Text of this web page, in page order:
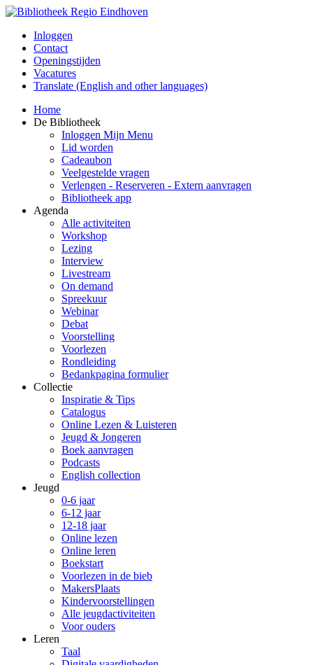
Inloggen
Contact
Openingstijden
Vacatures
Translate (English and other languages)
Home
De Bibliotheek
Inloggen Mijn Menu
Lid worden
Cadeaubon
Veelgestelde vragen
Verlengen - Reserveren - Extern aanvragen
Bibliotheek app
Agenda
Alle activiteiten
Workshop
Lezing
Interview
Livestream
On demand
Spreekuur
Webinar
Debat
Voorstelling
Voorlezen
Rondleiding
Bedankpagina formulier
Collectie
Inspiratie & Tips
Catalogus
Online Lezen & Luisteren
Jeugd & Jongeren
Boek aanvragen
Podcasts
English collection
Jeugd
0-6 jaar
6-12 jaar
12-18 jaar
Online lezen
Online leren
Boekstart
Voorlezen in de bieb
MakersPlaats
Kindervoorstellingen
Alle jeugdactiviteiten
Voor ouders
Leren
Taal